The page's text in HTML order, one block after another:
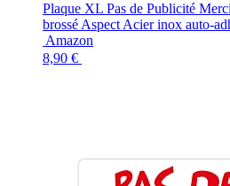
Plaque XL Pas de Publicité
brossé Aspect Acier inox auto-
Amazon
8,90 €